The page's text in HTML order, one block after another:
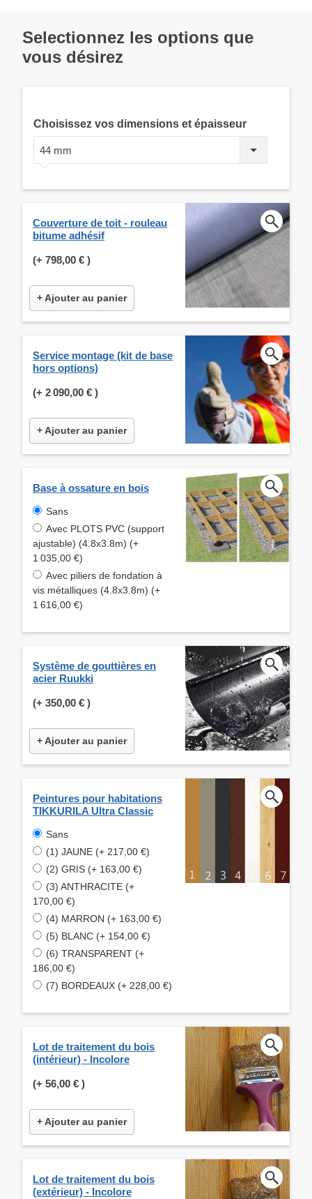
Selectionnez les options que
vous désirez
Choisissez vos dimensions et épaisseur
44 mm
Couverture de toit - rouleau
bitume adhésif
(+ 798,00 € )
+ Ajouter au panier
Service montage (kit de base
hors options)
(+ 2 090,00 € )
+ Ajouter au panier
Base à ossature en bois
Sans
Avec PLOTS PVC (support
ajustable) (4.8x3.8m) (+
1 035,00 €)
Avec piliers de fondation à
vis métalliques (4.8x3.8m) (+
1 616,00 €)
Système de gouttières en
acier Ruukki
(+ 350,00 € )
+ Ajouter au panier
Peintures pour habitations
TIKKURILA Ultra Classic
Sans
(1) JAUNE (+ 217,00 €)
(2) GRIS (+ 163,00 €)
(3) ANTHRACITE (+
170,00 €)
(4) MARRON (+ 163,00 €)
(5) BLANC (+ 154,00 €)
(6) TRANSPARENT (+
186,00 €)
(7) BORDEAUX (+ 228,00 €)
Lot de traitement du bois
(intérieur) - Incolore
(+ 56,00 € )
+ Ajouter au panier
Lot de traitement du bois
(extérieur) - Incolore